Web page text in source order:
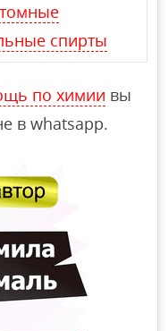
спирты
по химии вы
в whatsapp.